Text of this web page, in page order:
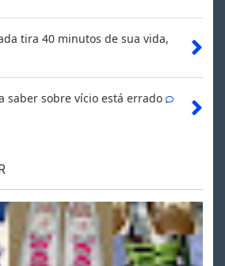
tira 40 minutos de sua vida,
saber sobre vício está errado